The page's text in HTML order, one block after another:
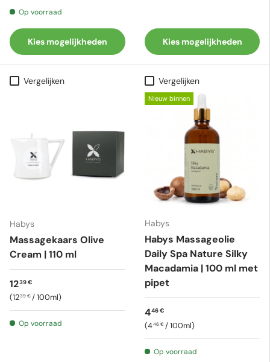
Op voorraad
Kies mogelijkheden Kies mogelijkheden
Vergelijken
Habys
Massagekaars Olive
Cream | 110 ml
Reguliere prijs
1239 €
Eenheid prijs
1239 € /100ml
Op voorraad
Vergelijken
Nieuw binnen
Habys
Habys Massageolie
Daily Spa Nature Silky
Macadamia | 100 ml met
pipet
Reguliere prijs
446 €
Eenheid prijs
446 € /100ml
Op voorraad